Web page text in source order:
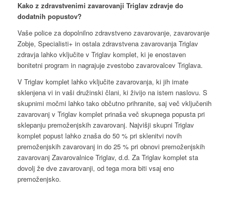
Kako z zdravstvenimi zavarovanji Triglav zdravje do
dodatnih popustov?
Vaše police za dopolnilno zdravstveno zavarovanje, zavarovanje
Zobje, Specialisti+ in ostala zdravstvena zavarovanja Triglav
zdravja lahko vključite v Triglav komplet, ki je enostaven
bonitetni program in nagrajuje zvestobo zavarovalcev Triglava.
V Triglav komplet lahko vključite zavarovanja, ki jih imate
sklenjena vi in vaši družinski člani, ki živijo na istem naslovu. S
skupnimi močmi lahko tako občutno prihranite, saj več vključenih
zavarovanj v Triglav komplet prinaša več skupnega popusta pri
sklepanju premoženjskih zavarovanj. Najvišji skupni Triglav
komplet popust lahko znaša do 50 % pri sklenitvi novih
premoženjskih zavarovanj in do 25 % pri obnovi premoženjskih
zavarovanj Zavarovalnice Triglav, d.d. Za Triglav komplet sta
dovolj že dve zavarovanji, od tega mora biti vsaj eno
premoženjsko.